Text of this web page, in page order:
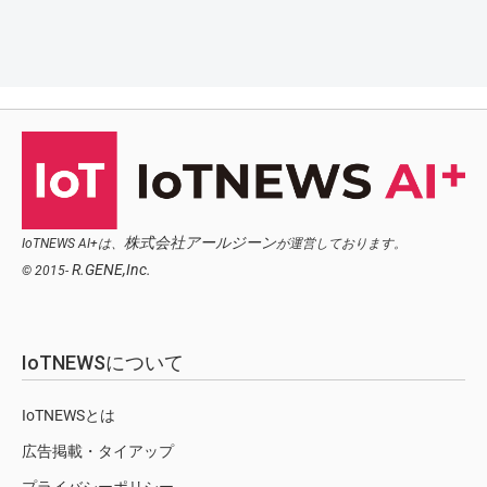
IoTNEWS AI+は、 株式会社アールジーンが運営しております。
© 2015- R.GENE,Inc.
IoTNEWSについて
IoTNEWSとは
広告掲載・タイアップ